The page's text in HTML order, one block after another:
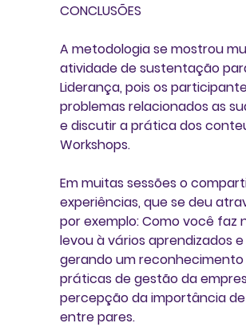
CONCLUSÕES
A metodologia se mostrou
atividade de sustentação
Liderança, pois os
problemas relacionados as
e discutir a prática dos
Workshops.
Em muitas sessões o
experiências, que se deu
por exemplo: Como você faz
levou à vários aprendizados
gerando um reconhecimento
práticas de gestão da
percepção da importância
entre pares.